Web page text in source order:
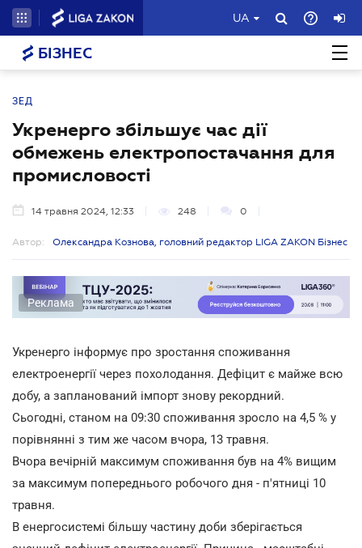
UA
БІЗНЕС
ЗЕД
Укренерго збільшує час дії
обмежень електропостачання для
промисловості
14 травня 2024, 12:33 248 0
Автор: Олександра Кознова, головний редактор LIGA ZAKON Бізнес
Реклама
Укренерго інформує про зростання споживання
електроенергії через похолодання. Дефіцит є майже всю
добу, а запланований імпорт знову рекордний.
Сьогодні, станом на 09:30 споживання зросло на 4,5 % у
порівнянні з тим же часом вчора, 13 травня.
Вчора вечірній максимум споживання був на 4% вищим
за максимум попереднього робочого дня - п'ятниці 10
травня.
В енергосистемі більшу частину доби зберігається